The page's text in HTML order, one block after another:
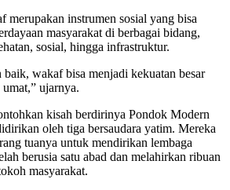
merupakan instrumen sosial yang bisa
masyarakat di berbagai bidang,
sosial, hingga infrastruktur.
wakaf bisa menjadi kekuatan besar
ujarnya.
kisah berdirinya Pondok Modern
oleh tiga bersaudara yatim. Mereka
tuanya untuk mendirikan lembaga
berusia satu abad dan melahirkan ribuan
masyarakat.